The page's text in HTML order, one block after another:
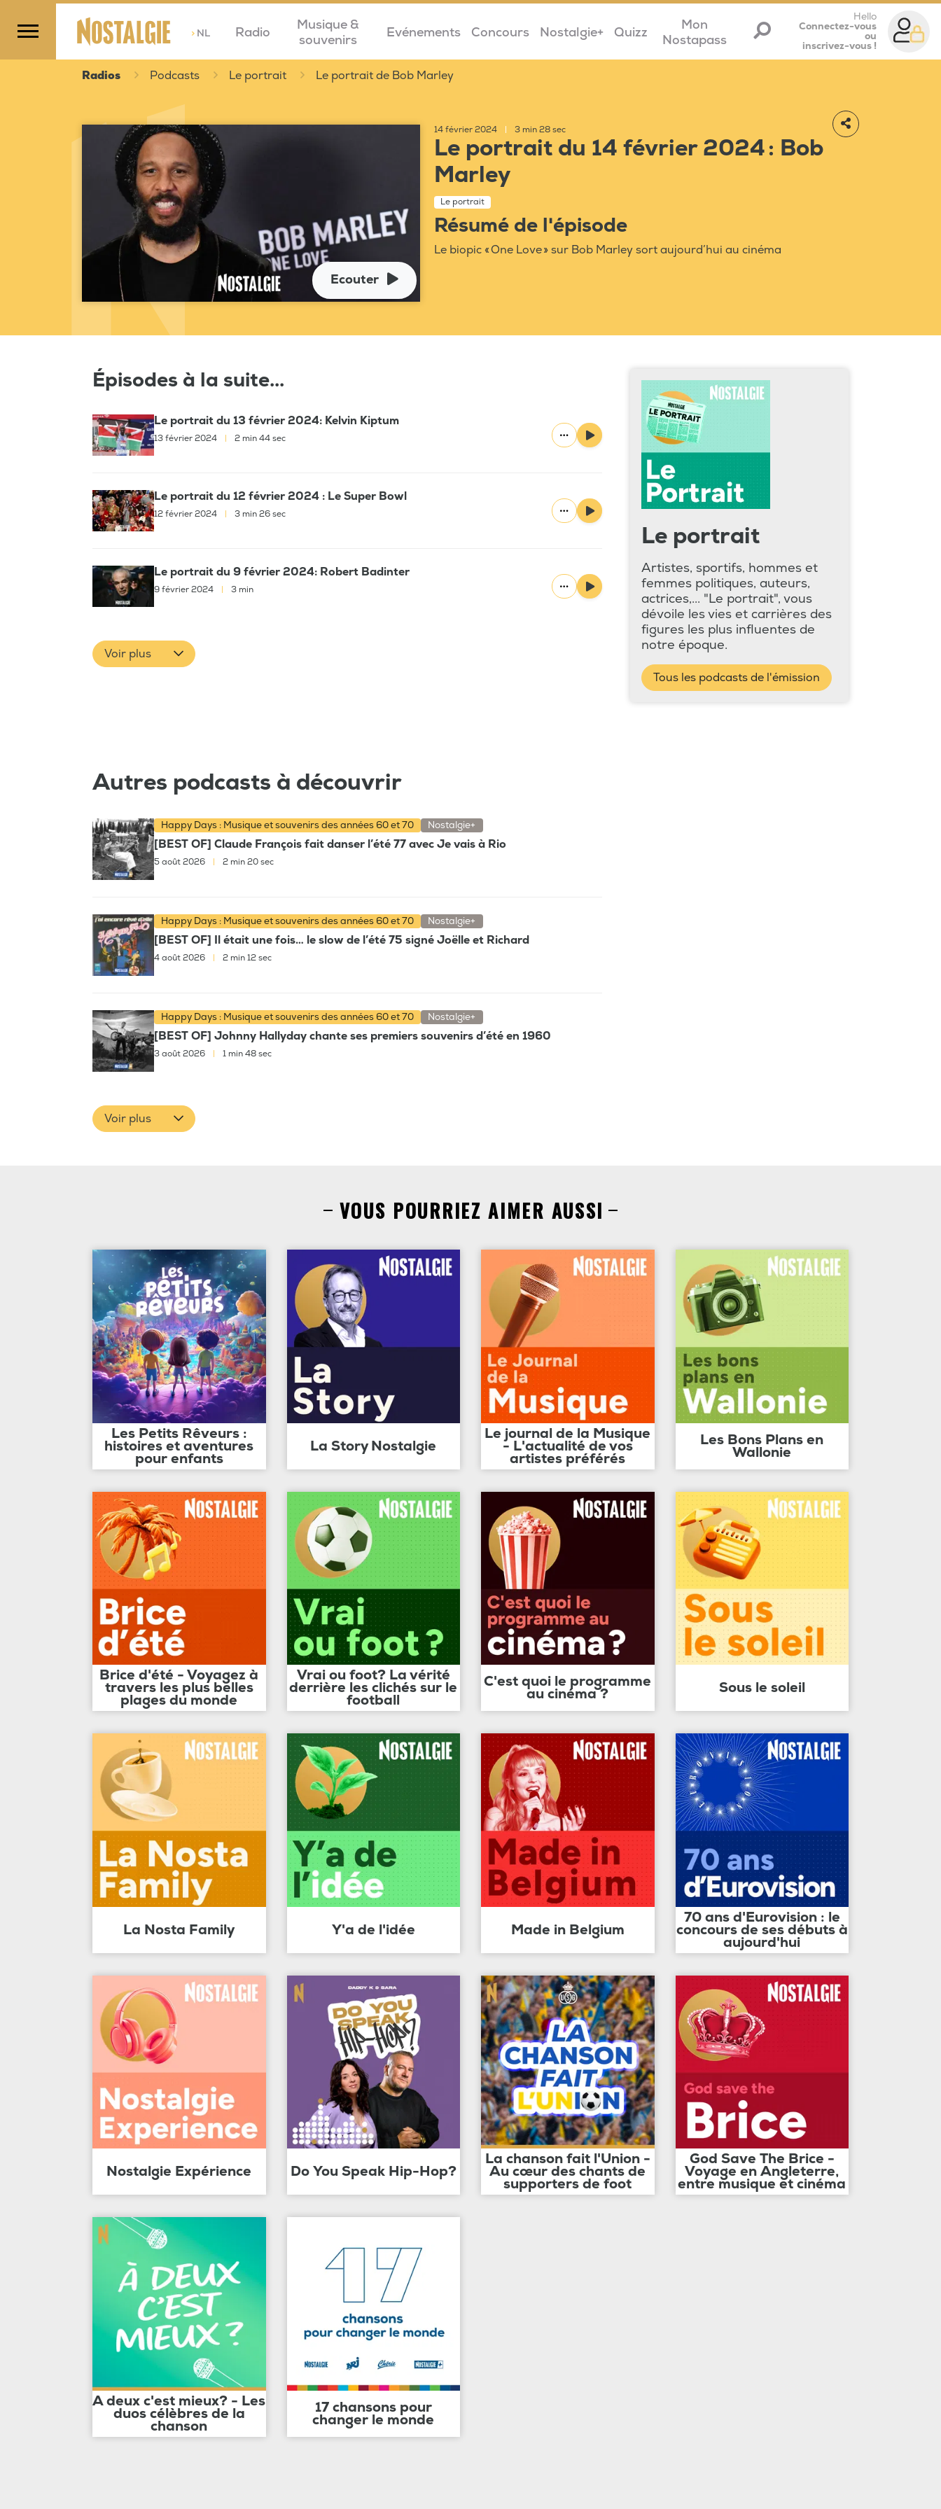
>NL Radio
Musique &
souvenirs
Evénements Concours Nostalgie+ Quizz
Mon
Nostapass
Hello
Connectez-vous
ou
inscrivez-vous !
Radios Podcasts Le portrait Le portrait de Bob Marley
Ecouter
14 février 2024 3 min 28 sec
Le portrait du 14 février 2024 : Bob
Marley
Le portrait
Résumé de l'épisode
Le biopic « One Love » sur Bob Marley sort aujourd’hui au cinéma
Épisodes à la suite...
Le portrait du 13 février 2024: Kelvin Kiptum
13 février 2024 2 min 44 sec
Le portrait du 12 février 2024 : Le Super Bowl
12 février 2024 3 min 26 sec
Le portrait du 9 février 2024: Robert Badinter
9 février 2024 3 min
Voir plus
Le portrait
Artistes, sportifs, hommes et
femmes politiques, auteurs,
actrices,... "Le portrait", vous
dévoile les vies et carrières des
figures les plus influentes de
notre époque.
Tous les podcasts de l'émission
Autres podcasts à découvrir
Happy Days : Musique et souvenirs des années 60 et 70 Nostalgie+
[BEST OF] Claude François fait danser l’été 77 avec Je vais à Rio
5 août 2026 2 min 20 sec
Happy Days : Musique et souvenirs des années 60 et 70 Nostalgie+
[BEST OF] Il était une fois… le slow de l’été 75 signé Joëlle et Richard
4 août 2026 2 min 12 sec
Happy Days : Musique et souvenirs des années 60 et 70 Nostalgie+
[BEST OF] Johnny Hallyday chante ses premiers souvenirs d’été en 1960
3 août 2026 1 min 48 sec
Voir plus
VOUS POURRIEZ AIMER AUSSI
Les Petits Rêveurs :
histoires et aventures
pour enfants
La Story Nostalgie
Le journal de la Musique
- L'actualité de vos
artistes préférés
Les Bons Plans en
Wallonie
Brice d'été - Voyagez à
travers les plus belles
plages du monde
Vrai ou foot? La vérité
derrière les clichés sur le
football
C'est quoi le programme
au cinéma ? Sous le soleil
La Nosta Family Y'a de l'idée Made in Belgium
70 ans d'Eurovision : le
concours de ses débuts à
aujourd'hui
Nostalgie Expérience Do You Speak Hip-Hop?
La chanson fait l'Union -
Au cœur des chants de
supporters de foot
God Save The Brice -
Voyage en Angleterre,
entre musique et cinéma
A deux c'est mieux? - Les
duos célèbres de la
chanson
17 chansons pour
changer le monde